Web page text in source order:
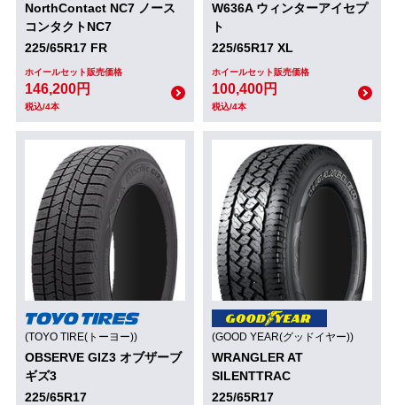
NorthContact NC7 ノース
コンタクトNC7
225/65R17 FR
ホイールセット販売価格
146,200円
税込/4本
W636A ウィンターアイセプ
ト
225/65R17 XL
ホイールセット販売価格
100,400円
税込/4本
(TOYO TIRE(トーヨー))
OBSERVE GIZ3 オブザーブ
ギズ3
225/65R17
(GOOD YEAR(グッドイヤー))
WRANGLER AT
SILENTTRAC
225/65R17